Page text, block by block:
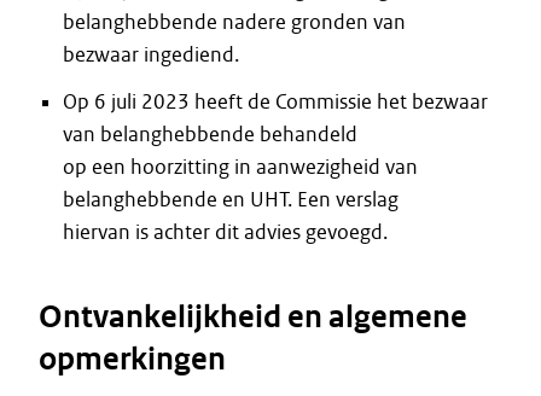
belanghebbende nadere gronden van
bezwaar ingediend.
Op 6 juli 2023 heeft de Commissie het bezwaar
van belanghebbende behandeld
op een hoorzitting in aanwezigheid van
belanghebbende en UHT. Een verslag
hiervan is achter dit advies gevoegd.
Ontvankelijkheid en algemene
opmerkingen